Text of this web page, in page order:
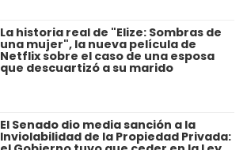
La historia real de "Elize: Sombras de
una mujer", la nueva película de
Netflix sobre el caso de una esposa
que descuartizó a su marido
El Senado dio media sanción a la
Inviolabilidad de la Propiedad Privada: